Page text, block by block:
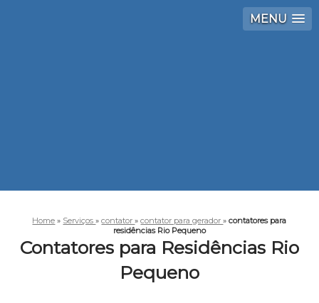
MENU
Home » Serviços»contator»contator para gerador»contatores para
residências Rio Pequeno
Contatores para Residências Rio
Pequeno